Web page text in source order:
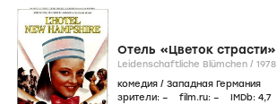
Отель «Цветок страсти»
Leidenschaftliche Blümchen / 1978
комедия / Западная Германия
зрители: – film.ru: – IMDb: 4,7